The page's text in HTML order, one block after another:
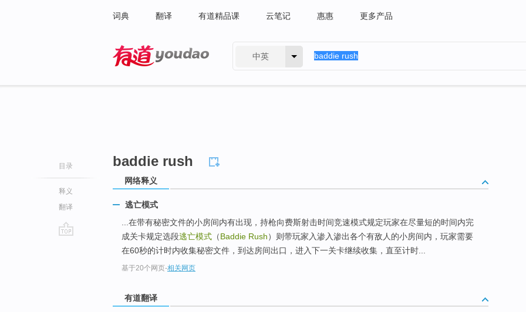
词典 翻译 有道精品课 云笔记 惠惠 更多产品
中英
目录
释义
翻译
baddie rush
网络释义
逃亡模式
...在带有秘密文件的小房间内有出现，持枪向费斯射击时间竞速模式规定玩家在尽量短的时间内完
成关卡规定选段逃亡模式 （Baddie Rush）则带玩家入渗入渗出各个有敌人的小房间内，玩家需要
在60秒的计时内收集秘密文件，到达房间出口，进入下一关卡继续收集，直至计时...
基于20个网页-相关网页
有道翻译